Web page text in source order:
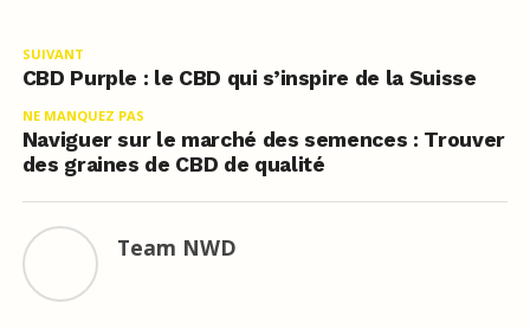
SUIVANT
CBD Purple : le CBD qui s’inspire de la Suisse
NE MANQUEZ PAS
Naviguer sur le marché des semences : Trouver
des graines de CBD de qualité
Team NWD